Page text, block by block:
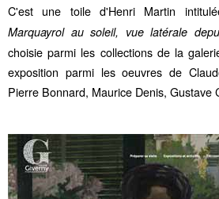
C'est une toile d'Henri Martin
Marquayrol au soleil, vue latérale
choisie parmi les collections de la
exposition parmi les oeuvres de
Pierre Bonnard, Maurice Denis, Gustave